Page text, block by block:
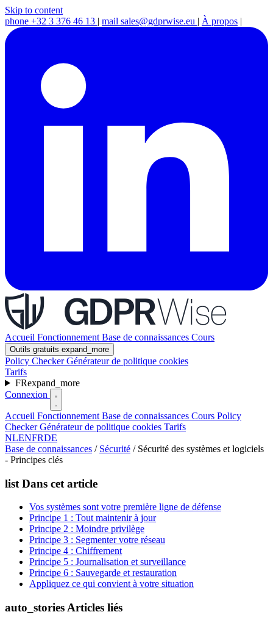
Skip to content
phone +32 3 376 46 13 | mail sales@gdprwise.eu | À propos |
Accueil Fonctionnement Base de connaissances Cours
Outils gratuits expand_more
Policy CheckerGénérateur de politique cookies
Tarifs
FRexpand_more
Connexion
Accueil Fonctionnement Base de connaissances Cours Policy
CheckerGénérateur de politique cookies Tarifs
NLENFRDE
Base de connaissances / Sécurité / Sécurité des systèmes et logiciels
- Principes clés
list Dans cet article
Vos systèmes sont votre première ligne de défense
Principe 1 : Tout maintenir à jour
Principe 2 : Moindre privilège
Principe 3 : Segmenter votre réseau
Principe 4 : Chiffrement
Principe 5 : Journalisation et surveillance
Principe 6 : Sauvegarde et restauration
Appliquez ce qui convient à votre situation
auto_stories Articles liés